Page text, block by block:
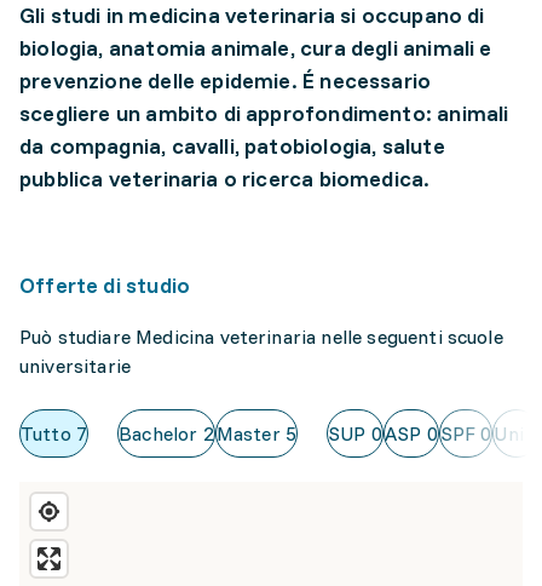
Gli studi in medicina veterinaria si occupano di
biologia, anatomia animale, cura degli animali e
prevenzione delle epidemie. É necessario
scegliere un ambito di approfondimento: animali
da compagnia, cavalli, patobiologia, salute
pubblica veterinaria o ricerca biomedica.
Offerte di studio
Può studiare Medicina veterinaria nelle seguenti scuole
universitarie
Tutto 7 Bachelor 2Master5 SUP 0ASP 0SPF 0Uni